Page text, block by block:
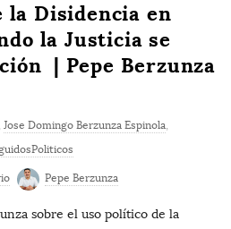
la Disidencia en
la Justicia se
| Pepe Berzunza
Jose Domingo Berzunza Espinola,
Pepe Berzunza
sobre el uso político de la